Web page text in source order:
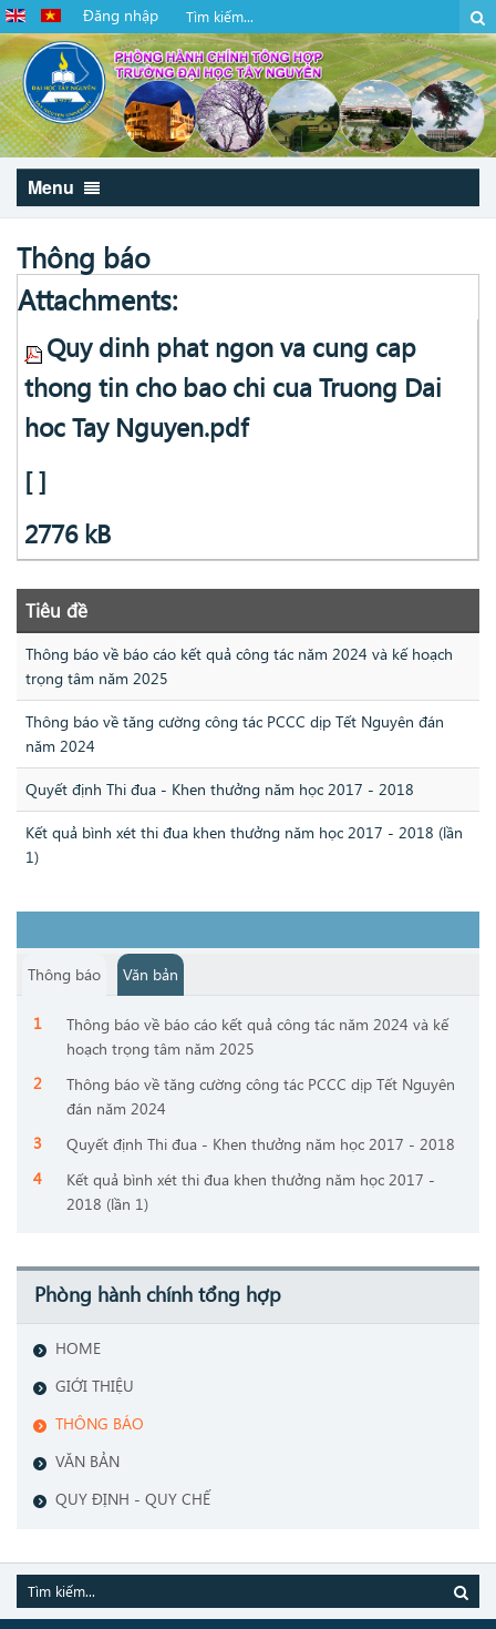
Đăng nhập
Menu
Thông báo
Attachments:
Quy dinh phat ngon va cung cap
thong tin cho bao chi cua Truong Dai
hoc Tay Nguyen.pdf
[ ]
2776 kB
Tiêu đề
Thông báo về báo cáo kết quả công tác năm 2024 và kế hoạch
trọng tâm năm 2025
Thông báo về tăng cường công tác PCCC dịp Tết Nguyên đán
năm 2024
Quyết định Thi đua - Khen thưởng năm học 2017 - 2018
Kết quả bình xét thi đua khen thưởng năm học 2017 - 2018 (lần
1)
Thông báo Văn bản
Thông báo về báo cáo kết quả công tác năm 2024 và kế
hoạch trọng tâm năm 2025
Thông báo về tăng cường công tác PCCC dịp Tết Nguyên
đán năm 2024
Quyết định Thi đua - Khen thưởng năm học 2017 - 2018
Kết quả bình xét thi đua khen thưởng năm học 2017 -
2018 (lần 1)
Phòng hành chính tổng hợp
HOME
GIỚI THIỆU
THÔNG BÁO
VĂN BẢN
QUY ĐỊNH - QUY CHẾ